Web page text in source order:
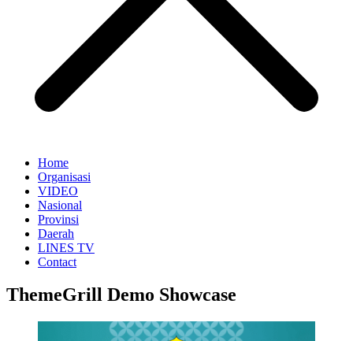
Home
Organisasi
VIDEO
Nasional
Provinsi
Daerah
LINES TV
Contact
ThemeGrill Demo Showcase